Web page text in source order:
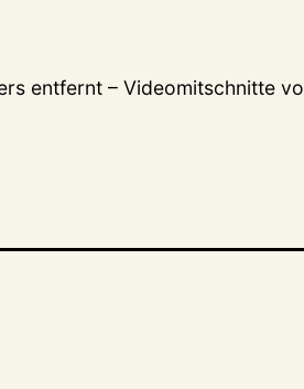
entfernt – Videomitschnitte